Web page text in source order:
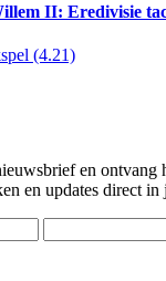
II: Eredivisie
(4.21)
en ontvang
en updates direct in